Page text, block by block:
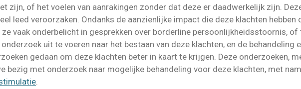
zijn, of het voelen van aanrakingen zonder dat deze er daadwerkelijk zijn.
leed veroorzaken. Ondanks de aanzienlijke impact die deze klachten hebben
vaak onderbelicht in gesprekken over borderline persoonlijkheidsstoornis,
uit te voeren naar het bestaan van deze klachten, en de behandeling
gedaan om deze klachten beter in kaart te krijgen. Deze onderzoeken,
bezig met onderzoek naar mogelijke behandeling voor deze klachten, met
.